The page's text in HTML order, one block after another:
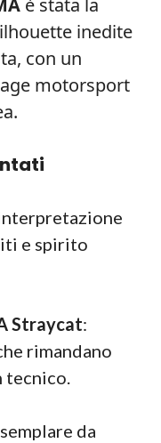
è stata la
inedite
con un
motorsport
e spirito
Straycat:
rimandano
tecnico.
da